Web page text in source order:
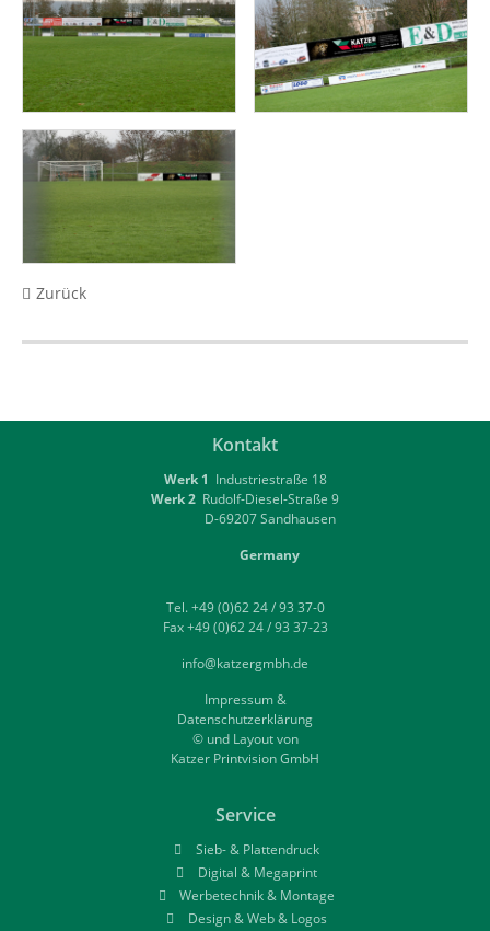
Zurück
Kontakt
Werk 1 Industriestraße 18
Werk 2 Rudolf-Diesel-Straße 9
D-69207 Sandhausen
Germany
Tel. +49 (0)62 24 / 93 37-0
Fax +49 (0)62 24 / 93 37-23
info@katzergmbh.de
Impressum &
Datenschutzerklärung
© und Layout von
Katzer Printvision GmbH
Service
Sieb- & Plattendruck
Digital & Megaprint
Werbetechnik & Montage
Design & Web & Logos